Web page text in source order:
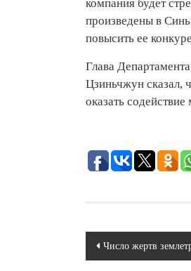
компания будет
произведены в
повысить ее
Глава
Цзиньчжун сказал,
оказать
Навигация
Число жертв